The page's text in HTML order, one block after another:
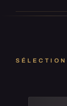
SÉLECTION